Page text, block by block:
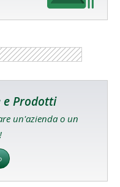
e Prodotti
un'azienda o un